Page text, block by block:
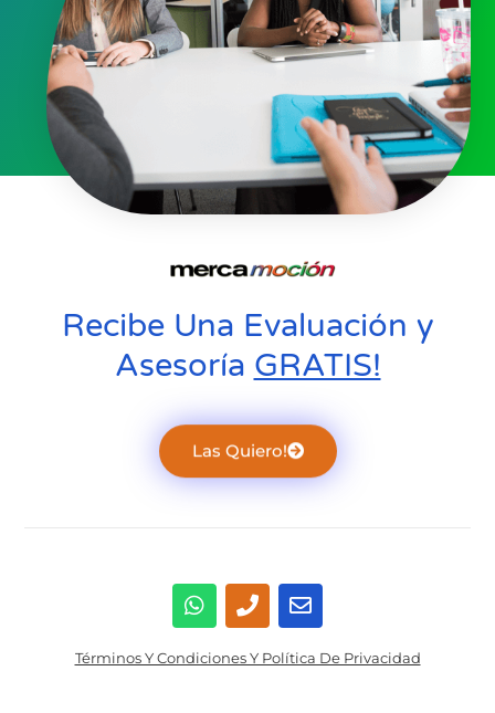
Recibe Una Evaluación y
Asesoría GRATIS!
Las Quiero!
Términos Y Condiciones Y Política De Privacidad